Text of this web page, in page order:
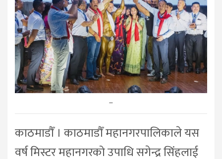
–
काठमाडौँ । काठमाडौँ महानगरपालिकाले यस
वर्ष मिस्टर महानगरको उपाधि सगेन्द्र सिंहलाई